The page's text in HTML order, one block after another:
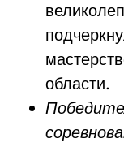
области.